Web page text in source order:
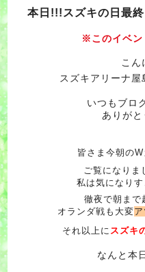
本日!!!スズキの日最終
※このイベン
こん
スズキアリーナ
いつもブロ
ありが
皆さま今朝の
ご覧になりま
私は気になり
徹夜で朝まで
オランダ戦も大変
それ以上に スズキ
なんと本